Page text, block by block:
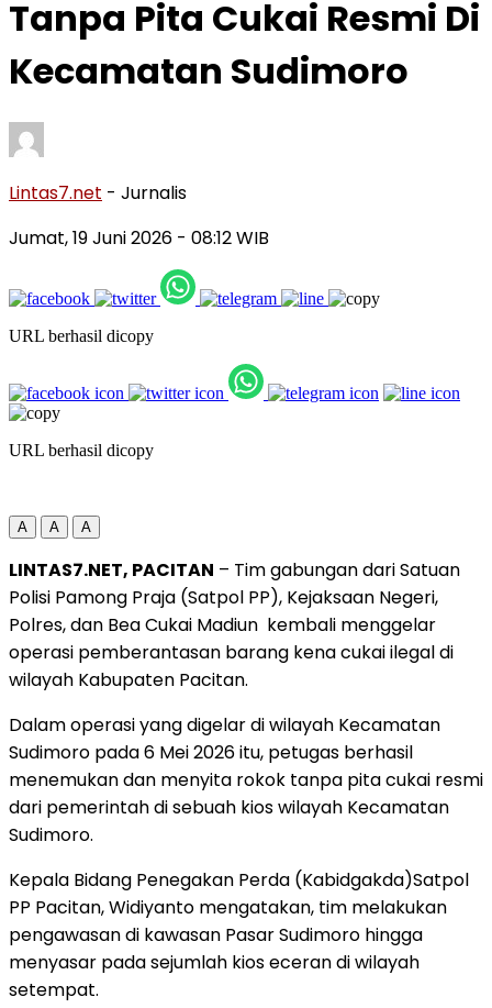
Tanpa Pita Cukai Resmi Di
Kecamatan Sudimoro
Lintas7.net - Jurnalis
Jumat, 19 Juni 2026 - 08:12 WIB
URL berhasil dicopy
URL berhasil dicopy
A A A
LINTAS7.NET, PACITAN – Tim gabungan dari Satuan
Polisi Pamong Praja (Satpol PP), Kejaksaan Negeri,
Polres, dan Bea Cukai Madiun kembali menggelar
operasi pemberantasan barang kena cukai ilegal di
wilayah Kabupaten Pacitan.
Dalam operasi yang digelar di wilayah Kecamatan
Sudimoro pada 6 Mei 2026 itu, petugas berhasil
menemukan dan menyita rokok tanpa pita cukai resmi
dari pemerintah di sebuah kios wilayah Kecamatan
Sudimoro.
Kepala Bidang Penegakan Perda (Kabidgakda)Satpol
PP Pacitan, Widiyanto mengatakan, tim melakukan
pengawasan di kawasan Pasar Sudimoro hingga
menyasar pada sejumlah kios eceran di wilayah
setempat.